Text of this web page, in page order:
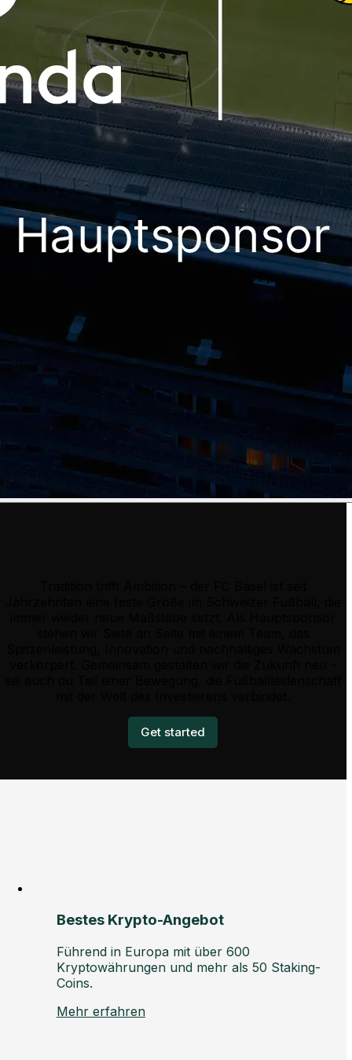
Get started
Bestes Krypto-Angebot
Führend in Europa mit über 600
Kryptowährungen und mehr als 50 Staking-
Coins.
Mehr erfahren